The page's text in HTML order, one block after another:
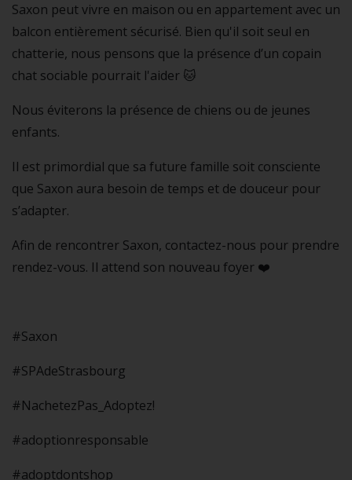
Saxon peut vivre en maison ou en appartement avec un
balcon entièrement sécurisé. Bien qu'il soit seul en
chatterie, nous pensons que la présence d’un copain
chat sociable pourrait l'aider 🐱
Nous éviterons la présence de chiens ou de jeunes
enfants.
Il est primordial que sa future famille soit consciente
que Saxon aura besoin de temps et de douceur pour
s’adapter.
Afin de rencontrer Saxon, contactez-nous pour prendre
rendez-vous. Il attend son nouveau foyer ❤️
#Saxon
#SPAdeStrasbourg
#NachetezPas_Adoptez!
#adoptionresponsable
#adoptdontshop